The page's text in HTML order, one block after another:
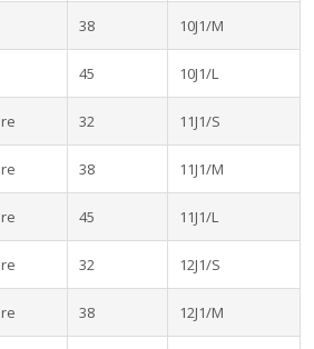
38 10J1/M
45 10J1/L
32 11J1/S
38 11J1/M
45 11J1/L
32 12J1/S
38 12J1/M